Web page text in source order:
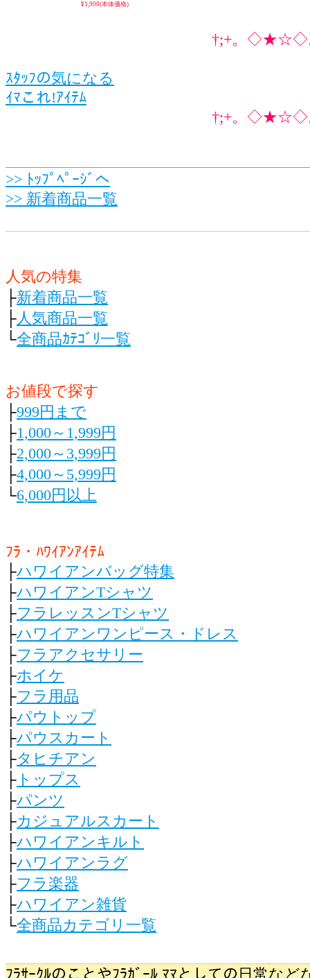
¥1,900(本体価格)
†;+。◇★☆◇
ｽﾀｯﾌの気になる
ｲﾏこれ!ｱｲﾃﾑ
†;+。◇★☆◇
>> ﾄｯﾌﾟﾍﾟｰｼﾞへ
>> 新着商品一覧
人気の特集
├新着商品一覧
├人気商品一覧
└全商品ｶﾃｺﾞﾘ一覧
お値段で探す
├999円まで
├1,000～1,999円
├2,000～3,999円
├4,000～5,999円
└6,000円以上
ﾌﾗ・ﾊﾜｲｱﾝｱｲﾃﾑ
├ハワイアンバッグ特集
├ハワイアンTシャツ
├フラレッスンTシャツ
├ハワイアンワンピース・ドレス
├フラアクセサリー
├ホイケ
├フラ用品
├パウトップ
├パウスカート
├タヒチアン
├ トップス
├パンツ
├カジュアルスカート
├ハワイアンキルト
├ハワイアンラグ
├フラ楽器
├ハワイアン雑貨
└全商品カテゴリ一覧
ﾌﾗｻｰｸﾙのことやﾌﾗｶﾞｰﾙ ﾏﾏとしての日常など